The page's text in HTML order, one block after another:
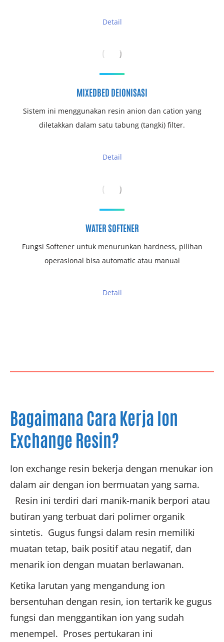
Detail
MIXEDBED DEIONISASI
Sistem ini menggunakan resin anion dan cation yang
diletakkan dalam satu tabung (tangki) filter.
Detail
WATER SOFTENER
Fungsi Softener untuk menurunkan hardness, pilihan
operasional bisa automatic atau manual
Detail
Bagaimana Cara Kerja Ion
Exchange Resin?
Ion exchange resin bekerja dengan menukar ion
dalam air dengan ion bermuatan yang sama.
Resin ini terdiri dari manik-manik berpori atau
butiran yang terbuat dari polimer organik
sintetis. Gugus fungsi dalam resin memiliki
muatan tetap, baik positif atau negatif, dan
menarik ion dengan muatan berlawanan.
Ketika larutan yang mengandung ion
bersentuhan dengan resin, ion tertarik ke gugus
fungsi dan menggantikan ion yang sudah
menempel. Proses pertukaran ini